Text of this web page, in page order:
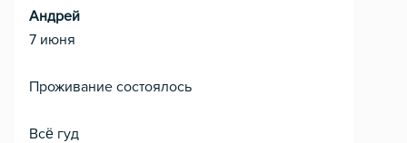
Андрей
7 июня
Проживание состоялось
Всё гуд